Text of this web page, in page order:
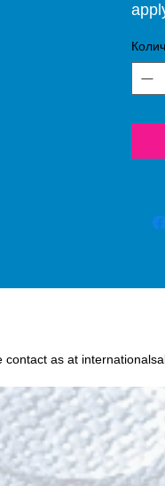
(24
as at